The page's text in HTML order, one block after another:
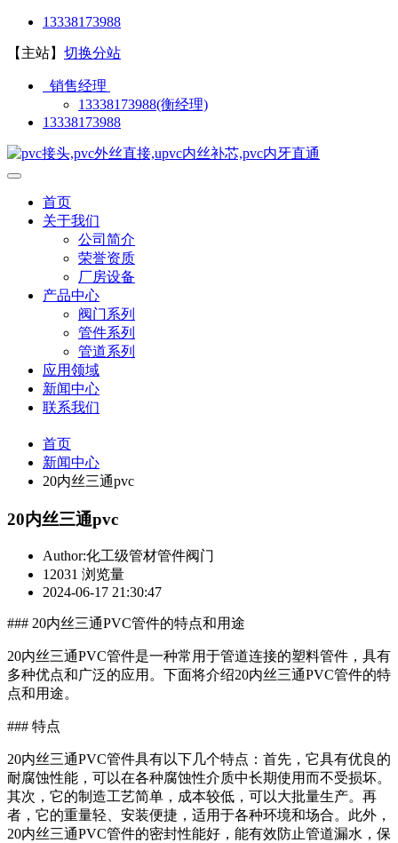
13338173988
【主站】 切换分站
销售经理
13338173988(衡经理)
13338173988
首页
关于我们
公司简介
荣誉资质
厂房设备
产品中心
阀门系列
管件系列
管道系列
应用领域
新闻中心
联系我们
首页
新闻中心
20内丝三通pvc
20内丝三通pvc
Author:化工级管材管件阀门
12031 浏览量
2024-06-17 21:30:47
### 20内丝三通PVC管件的特点和用途
20内丝三通PVC管件是一种常用于管道连接的塑料管件，具有
多种优点和广泛的应用。下面将介绍20内丝三通PVC管件的特
点和用途。
### 特点
20内丝三通PVC管件具有以下几个特点：首先，它具有优良的
耐腐蚀性能，可以在各种腐蚀性介质中长期使用而不受损坏。
其次，它的制造工艺简单，成本较低，可以大批量生产。再
者，它的重量轻、安装便捷，适用于各种环境和场合。此外，
20内丝三通PVC管件的密封性能好，能有效防止管道漏水，保